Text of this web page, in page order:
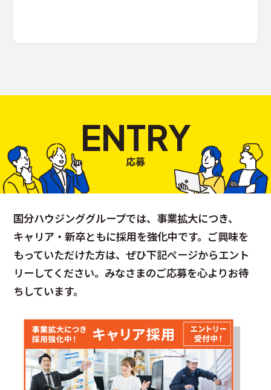
ENTRY
応募
国分ハウジンググループでは、事業拡大につき、
キャリア・新卒ともに採用を強化中です。ご興味を
もっていただけた方は、ぜひ下記ページからエント
リーしてください。みなさまのご応募を心よりお待
ちしています。